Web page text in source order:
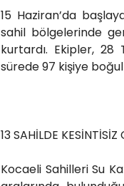
15 Haziran’da
sahil bölgelerinde
kurtardı. Ekipler, 28
sürede 97 kişiye
13 SAHİLDE
Kocaeli Sahilleri Su